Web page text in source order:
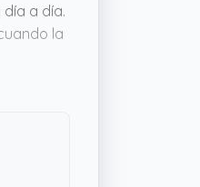
a día.
la